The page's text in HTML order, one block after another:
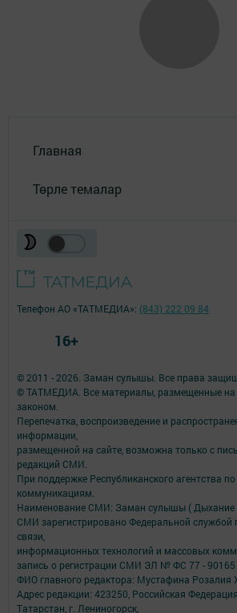
Главная
Төрле темалар
© 2011 - 2026. Заман сулышы. Все права
© ТАТМЕДИА. Все материалы, размещенные
законом.
Перепечатка, воспроизведение и
информации,
размещенной на сайте, возможна только с
редакций СМИ.
При поддержке Республиканского агентства
коммуникациям.
Наименование СМИ: Заман сулышы ( Дыхание
СМИ зарегистрировано Федеральной службой
связи,
информационных технологий и массовых
запись о регистрации СМИ ЭЛ № ФС 77 - 90165
ФИО главного редактора: Мустафина Розалия
Адрес редакции: 423250, Российская
Татарстан, г. Лениногорск,
Телефон АО «ТАТМЕДИА»: (843) 222 09 84
16+